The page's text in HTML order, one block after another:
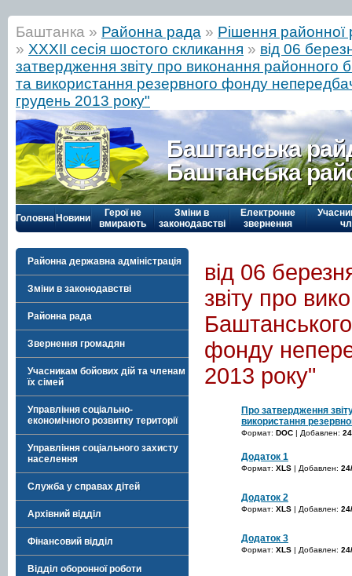
Баштанка » Районна рада » Рішення районної
» ХХХІІ сесія шостого скликання » від 06
затвердження звіту про виконання
та використання резервного фонду
грудень 2013 року"
Баштанська
Баштанська
Головна Новини
Герої не
вмирають
Зміни в
законодавстві
Електронне
звернення
Районна державна адміністрація
Зміни в законодавстві
Районна рада
Звернення громадян
Учасникам бойових дій та членам
їх сімей
Управління соціально-
економічного розвитку території
Управління соціального захисту
населення
Служба у справах дітей
Архівний відділ
Фінансовий відділ
Відділ оборонної роботи
від 06
звіту про
фонду
2013 року"
Про затвердження
використання
Формат: DOC | Добавлен:
Додаток 1
Формат: XLS | Добавлен:
Додаток 2
Формат: XLS | Добавлен:
Додаток 3
Формат: XLS | Добавлен: